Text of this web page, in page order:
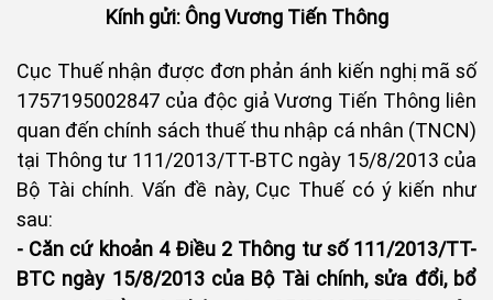
Kính gửi: Ông Vương Tiến Thông
Cục Thuế nhận được đơn phản ánh kiến nghị mã số
1757195002847 của độc giả Vương Tiến Thông liên
quan đến chính sách thuế thu nhập cá nhân (TNCN)
tại Thông tư 111/2013/TT-BTC ngày 15/8/2013 của
Bộ Tài chính. Vấn đề này, Cục Thuế có ý kiến như
sau:
- Căn cứ khoản 4 Điều 2 Thông tư số 111/2013/TT-
BTC ngày 15/8/2013 của Bộ Tài chính, sửa đổi, bổ